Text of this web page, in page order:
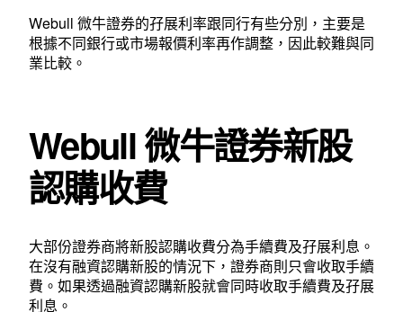
Webull 微牛證券的孖展利率跟同行有些分別，主要是
根據不同銀行或市場報價利率再作調整，因此較難與同
業比較。
Webull 微牛證券新股
認購收費
大部份證券商將新股認購收費分為手續費及孖展利息。
在沒有融資認購新股的情況下，證券商則只會收取手續
費。如果透過融資認購新股就會同時收取手續費及孖展
利息。